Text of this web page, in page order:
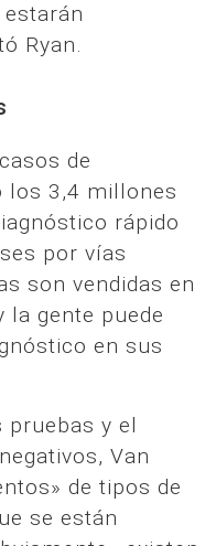
Ryan.
de
los 3,4 millones
rápido
por vías
son vendidas en
gente puede
en sus
pruebas y el
Van
de tipos de
se están